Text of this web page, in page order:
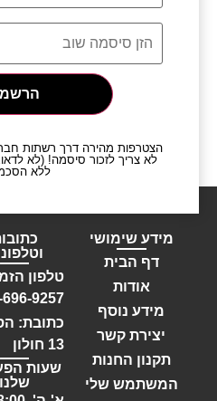
הצטרפות מהירה דרך רשתות
לא צריך לזכור סיסמה! (לא
ללא
סיסמה*
זכור אותי
מידע שימושי
דף הבית
אודות
מידע נוסף
יצירת קשר
תקנון החנות
המשתמש שלי
טלפון
9257
כתובת:
13 חולון
שעות
שלנו